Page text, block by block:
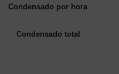
Condensado por hora
Condensado total